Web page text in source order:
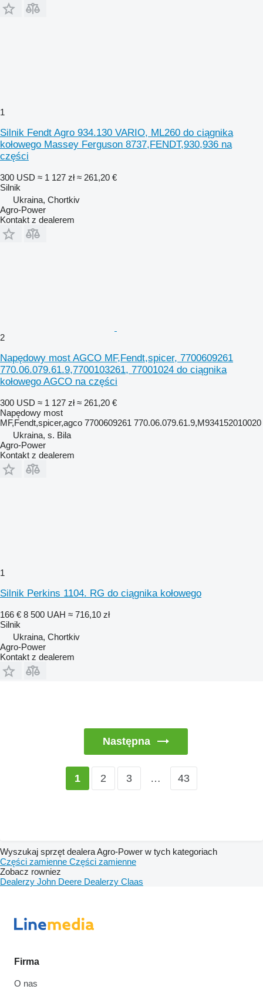
1
Silnik Fendt Agro 934.130 VARIO, ML260 do ciągnika
kołowego Massey Ferguson 8737,FENDT,930,936 na
części
300 USD ≈ 1 127 zł ≈ 261,20 €
Silnik
Ukraina, Chortkiv
Agro-Power
Kontakt z dealerem
2
Napędowy most AGCO MF,Fendt,spicer, 7700609261
770.06.079.61.9,7700103261, 77001024 do ciągnika
kołowego AGCO na części
300 USD ≈ 1 127 zł ≈ 261,20 €
Napędowy most
MF,Fendt,spicer,agco 7700609261 770.06.079.61.9,M934152010020
Ukraina, s. Bila
Agro-Power
Kontakt z dealerem
1
Silnik Perkins 1104. RG do ciągnika kołowego
166 € 8 500 UAH ≈ 716,10 zł
Silnik
Ukraina, Chortkiv
Agro-Power
Kontakt z dealerem
Następna
1 2 3 … 43
Wyszukaj sprzęt dealera Agro-Power w tych kategoriach
Części zamienne Części zamienne
Zobacz rowniez
Dealerzy John Deere Dealerzy Claas
Firma
O nas